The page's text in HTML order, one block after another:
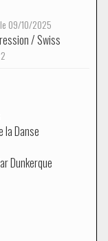
09/10/2025
/ Swiss
la Danse
Dunkerque